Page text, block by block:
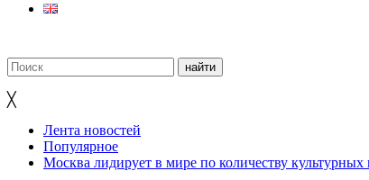
╳
Лента новостей
Популярное
Москва лидирует в мире по количеству культурных